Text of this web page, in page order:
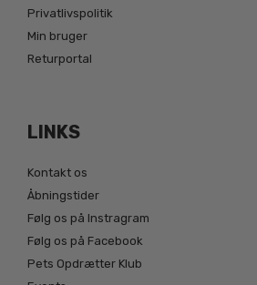
Privatlivspolitik
Min bruger
Returportal
LINKS
Kontakt os
Åbningstider
Følg os på Instragram
Følg os på Facebook
Pets Opdrætter Klub